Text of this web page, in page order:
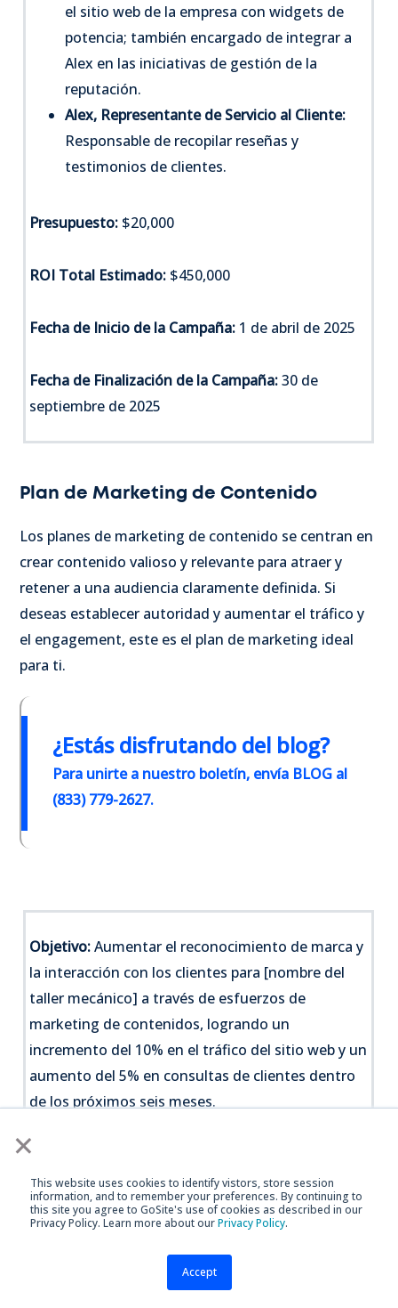
×
This website uses cookies to identify vistors, store session
information, and to remember your preferences. By continuing to
this site you agree to GoSite's use of cookies as described in our
Privacy Policy. Learn more about ourPrivacy Policy.
Accept
el sitio web de la empresa con widgets de
potencia; también encargado de integrar a
Alex en las iniciativas de gestión de la
reputación.
Alex, Representante de Servicio al Cliente:
Responsable de recopilar reseñas y
testimonios de clientes.
Presupuesto: $20,000
ROI Total Estimado: $450,000
Fecha de Inicio de la Campaña: 1 de abril de 2025
Fecha de Finalización de la Campaña:30 de
septiembre de 2025
Plan de Marketing de Contenido
Los planes de marketing de contenido se centran en
crear contenido valioso y relevante para atraer y
retener a una audiencia claramente definida. Si
deseas establecer autoridad y aumentar el tráfico y
el engagement, este es el plan de marketing ideal
para ti.
¿Estás disfrutando del blog?
Para unirte a nuestro boletín, envía BLOG al
(833) 779-2627.
Objetivo:Aumentar el reconocimiento de marca y
la interacción con los clientes para [nombre del
taller mecánico] a través de esfuerzos de
marketing de contenidos, logrando un
incremento del 10% en el tráfico del sitio web y un
aumento del 5% en consultas de clientes dentro
de los próximos seis meses.
Público Objetivo:
área local (dentro de un radio de 20 millas de cada
ubicación) que requieren servicios de reparación,
mantenimiento y neumáticos para sus
automóviles, camiones y SUVs.